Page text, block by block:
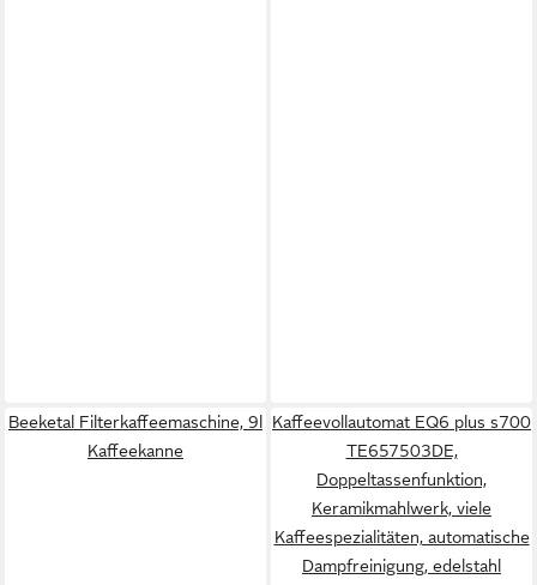
Beeketal Filterkaffeemaschine, 9l
Kaffeekanne
Kaffeevollautomat EQ6 plus s700
TE657503DE,
Doppeltassenfunktion,
Keramikmahlwerk, viele
Kaffeespezialitäten, automatische
Dampfreinigung, edelstahl